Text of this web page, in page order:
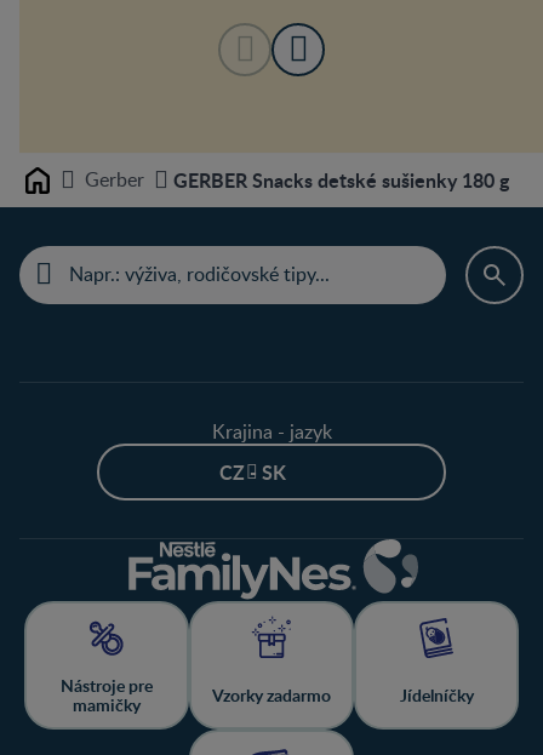
Home Gerber GERBER Snacks detské sušienky 180 g
Krajina - jazyk
CZ - SK
Nástroje pre
mamičky
Vzorky zadarmo Jídelníčky